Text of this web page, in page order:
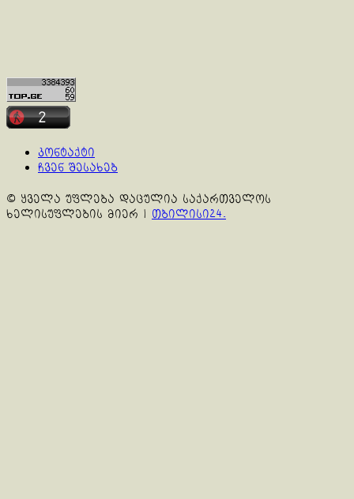
კონტაქტი
ჩვენ შესახებ
© ყველა უფლება დაცულია საქართველოს
ხელისუფლების მიერ | თბილისი24.